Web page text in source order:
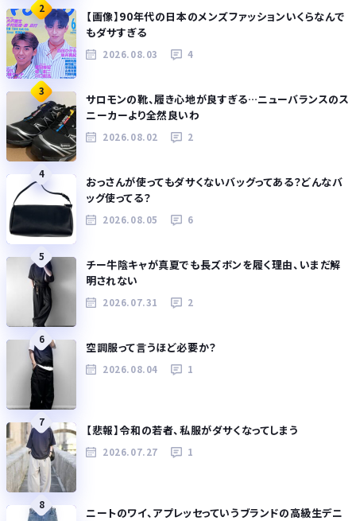
2
【画像】90年代の日本のメンズファッションいくらなんで
もダサすぎる
2026.08.03 4
3
サロモンの靴、履き心地が良すぎる…ニューバランスのス
ニーカーより全然良いわ
2026.08.02 2
4
おっさんが使ってもダサくないバッグってある？どんなバ
ッグ使ってる？
2026.08.05 6
5
チー牛陰キャが真夏でも長ズボンを履く理由、いまだ解
明されない
2026.07.31 2
6
空調服って言うほど必要か？
2026.08.04 1
7
【悲報】令和の若者、私服がダサくなってしまう
2026.07.27 1
8
ニートのワイ、アプレッセっていうブランドの高級生デニ